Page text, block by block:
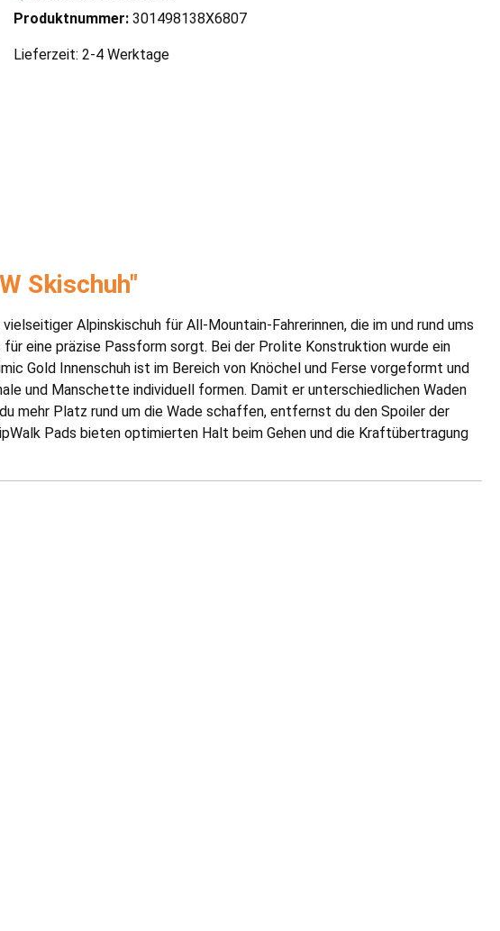
Produktnummer: 301498138X6807
Lieferzeit: 2-4 Werktage
Skischuh"
Alpinskischuh für All-Mountain-Fahrerinnen, die im und rund ums
eine präzise Passform sorgt. Bei der Prolite Konstruktion wurde ein
Gold Innenschuh ist im Bereich von Knöchel und Ferse vorgeformt und
und Manschette individuell formen. Damit er unterschiedlichen Waden
mehr Platz rund um die Wade schaffen, entfernst du den Spoiler der
Pads bieten optimierten Halt beim Gehen und die Kraftübertragung